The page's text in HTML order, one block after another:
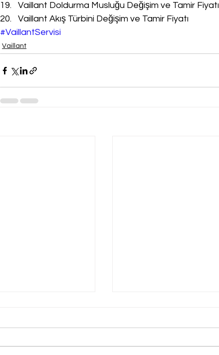
Vaillant Doldurma Musluğu Değişim ve Tamir Fiyatı
Vaillant Akış Türbini Değişim ve Tamir Fiyatı
#VaillantServisi
Vaillant